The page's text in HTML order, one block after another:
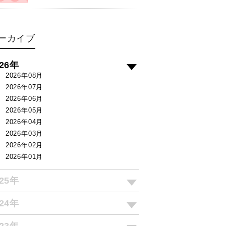
カイブ
年
2026年08月
2026年07月
2026年06月
2026年05月
2026年04月
2026年03月
2026年02月
2026年01月
年
年